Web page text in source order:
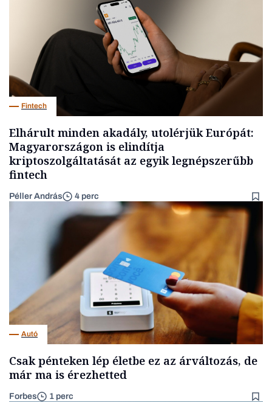
Fintech
Elhárult minden akadály, utolérjük Európát:
Magyarországon is elindítja
kriptoszolgáltatását az egyik legnépszerűbb
fintech
Péller András 4 perc
Autó
Csak pénteken lép életbe ez az árváltozás, de
már ma is érezhetted
Forbes 1 perc